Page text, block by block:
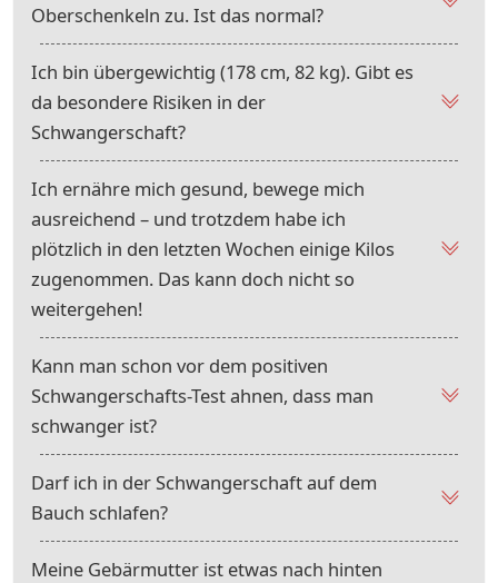
Oberschenkeln zu. Ist das normal?
Ich bin übergewichtig (178 cm, 82 kg). Gibt es
da besondere Risiken in der
Schwangerschaft?
Ich ernähre mich gesund, bewege mich
ausreichend – und trotzdem habe ich
plötzlich in den letzten Wochen einige Kilos
zugenommen. Das kann doch nicht so
weitergehen!
Kann man schon vor dem positiven
Schwangerschafts-Test ahnen, dass man
schwanger ist?
Darf ich in der Schwangerschaft auf dem
Bauch schlafen?
Meine Gebärmutter ist etwas nach hinten